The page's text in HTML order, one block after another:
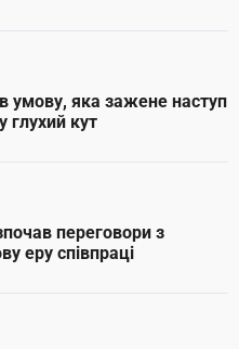
умову, яка зажене наступ
глухий кут
переговори з
еру співпраці